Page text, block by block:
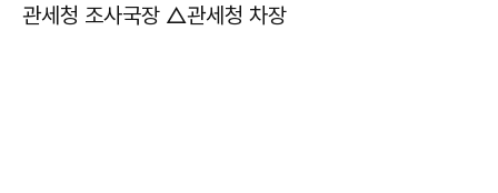
관세청 조사국장 △관세청 차장